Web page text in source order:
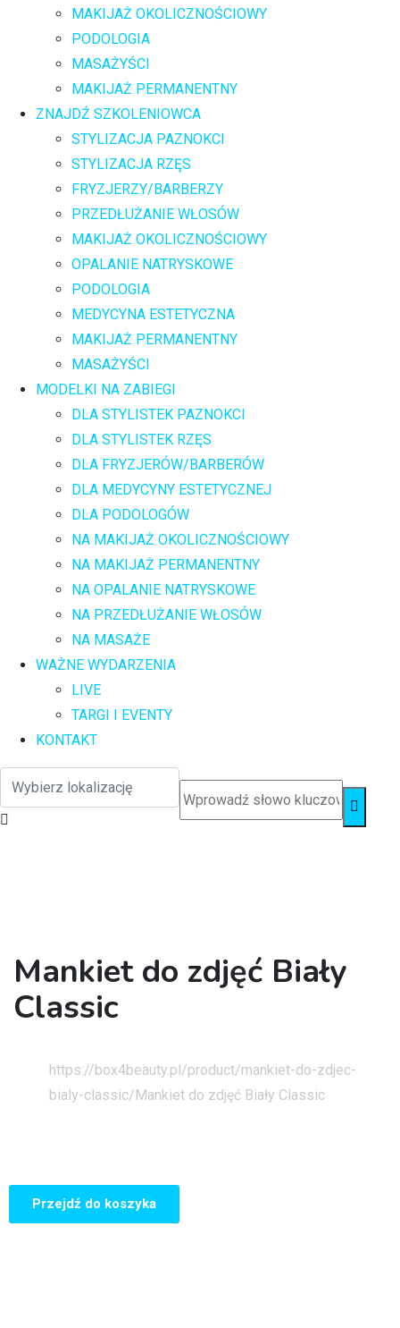
MAKIJAŻ OKOLICZNOŚCIOWY
PODOLOGIA
MASAŻYŚCI
MAKIJAŻ PERMANENTNY
ZNAJDŹ SZKOLENIOWCA
STYLIZACJA PAZNOKCI
STYLIZACJA RZĘS
FRYZJERZY/BARBERZY
PRZEDŁUŻANIE WŁOSÓW
MAKIJAŻ OKOLICZNOŚCIOWY
OPALANIE NATRYSKOWE
PODOLOGIA
MEDYCYNA ESTETYCZNA
MAKIJAŻ PERMANENTNY
MASAŻYŚCI
MODELKI NA ZABIEGI
DLA STYLISTEK PAZNOKCI
DLA STYLISTEK RZĘS
DLA FRYZJERÓW/BARBERÓW
DLA MEDYCYNY ESTETYCZNEJ
DLA PODOLOGÓW
NA MAKIJAŻ OKOLICZNOŚCIOWY
NA MAKIJAŻ PERMANENTNY
NA OPALANIE NATRYSKOWE
NA PRZEDŁUŻANIE WŁOSÓW
NA MASAŻE
WAŻNE WYDARZENIA
LIVE
TARGI I EVENTY
KONTAKT
Mankiet do zdjęć Biały
Classic
https://box4beauty.pl/product/mankiet-do-zdjec-
bialy-classic/Mankiet do zdjęć Biały Classic
Przejdź do koszyka